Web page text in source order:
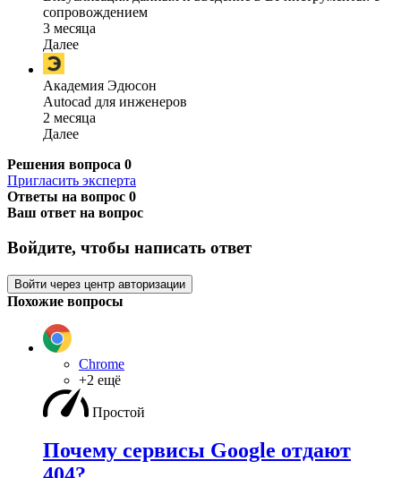
сопровождением
3 месяца
Далее
Академия Эдюсон
Autocad для инженеров
2 месяца
Далее
Решения вопроса 0
Пригласить эксперта
Ответы на вопрос 0
Ваш ответ на вопрос
Войдите, чтобы написать ответ
Войти через центр авторизации
Похожие вопросы
Chrome
+2 ещё
Простой
Почему сервисы Google отдают